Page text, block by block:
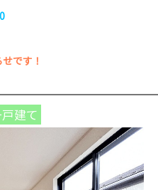
です！
建て